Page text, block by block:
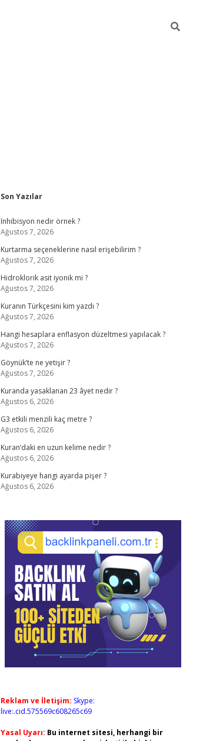
Sidebar
Son Yazılar
Inhibisyon nedir örnek ?
Ağustos 7, 2026
Kurtarma seçeneklerine nasıl erişebilirim ?
Ağustos 7, 2026
Hidroklorik asit iyonik mi ?
Ağustos 7, 2026
Kuranın Türkçesini kim yazdı ?
Ağustos 7, 2026
Hangi hesaplara enflasyon düzeltmesi yapılacak ?
Ağustos 7, 2026
Göynük’te ne yetişir ?
Ağustos 7, 2026
Kuranda yasaklanan 23 âyet nedir ?
Ağustos 6, 2026
G3 etkili menzili kaç metre ?
Ağustos 6, 2026
Kuran’daki en uzun kelime nedir ?
Ağustos 6, 2026
Kurabiyeye hangi ayarda pişer ?
Ağustos 6, 2026
Reklam ve İletişim: Skype:
live:.cid.575569c608265c69
Yasal Uyarı: Bu internet sitesi, herhangi bir